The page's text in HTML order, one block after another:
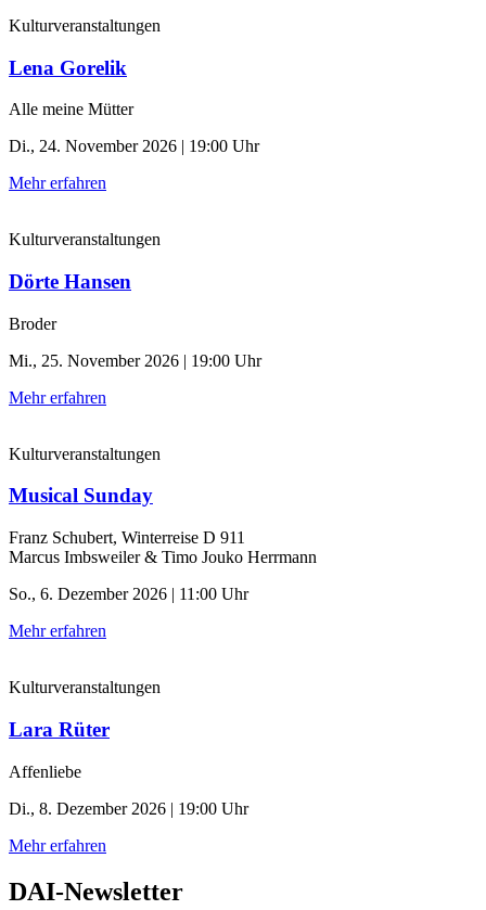
Kulturveranstaltungen
Lena Gorelik
Alle meine Mütter
Di., 24. November 2026 | 19:00 Uhr
Mehr erfahren
Kulturveranstaltungen
Dörte Hansen
Broder
Mi., 25. November 2026 | 19:00 Uhr
Mehr erfahren
Kulturveranstaltungen
Musical Sunday
Franz Schubert, Winterreise D 911
Marcus Imbsweiler & Timo Jouko Herrmann
So., 6. Dezember 2026 | 11:00 Uhr
Mehr erfahren
Kulturveranstaltungen
Lara Rüter
Affenliebe
Di., 8. Dezember 2026 | 19:00 Uhr
Mehr erfahren
DAI-Newsletter